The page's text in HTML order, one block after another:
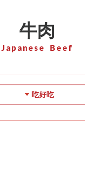
牛肉
Japanese Beef
吃好吃